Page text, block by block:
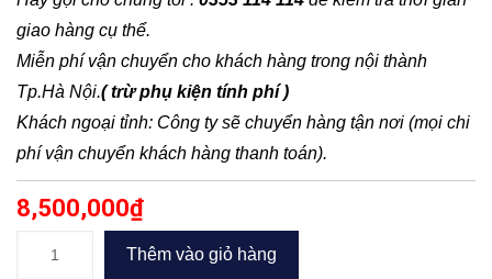
giao hàng cụ thể.
Miễn phí vận chuyển cho khách hàng trong nội thành
Tp.Hà Nội.( trừ phụ kiện tính phí )
Khách ngoại tỉnh: Công ty sẽ chuyển hàng tận nơi (mọi chi
phí vận chuyển khách hàng thanh toán).
8,500,000₫
Thêm vào giỏ hàng